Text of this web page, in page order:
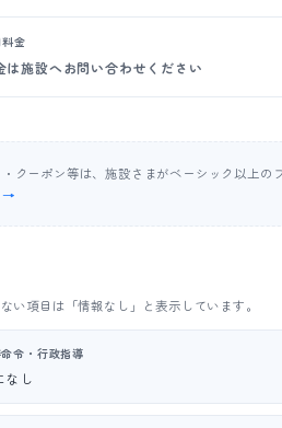
金
は施設へお問い合わせください
クーポン等は、施設さまがベーシック以上の
→
項目は「情報なし」と表示しています。
令・行政指導
なし